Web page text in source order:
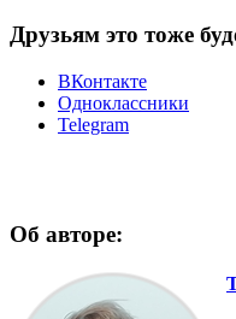
Друзьям это тоже
ВКонтакте
Одноклассники
Telegram
Об авторе: